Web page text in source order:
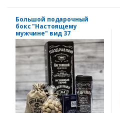
Большой подарочный
бокс "Настоящему
мужчине" вид 37